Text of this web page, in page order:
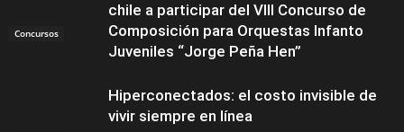
Concursos
chile a participar del VIII Concurso de
Composición para Orquestas Infanto
Juveniles “Jorge Peña Hen”
Hiperconectados: el costo invisible de
vivir siempre en línea